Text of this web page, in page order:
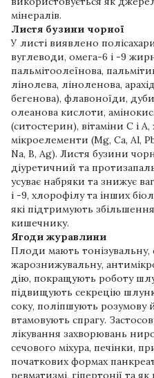
мінералів.
Листя бузини чорної
У листі виявлено
вуглеводи, омега-6 і -9
пальмітоолеїнова,
лінолева, ліноленова,
бегенова), флавоноїди,
олеанова кислоти,
(ситостерин), вітаміни С і
мікроелементи (Mg, Ca, Al,
Na, B, Ag). Листя бузини
діуретичний та
усуває набряки та знижує
і -9, хлорофілу та інших
які підтримують
кишечнику.
Ягоди журавлини
Плоди мають тонізувальну,
жарознижувальну,
дію, покращують роботу
підвищують секрецію
соку, поліпшують розумову
втамовують спрагу.
лікування захворювань
сечового міхура, печінки,
початкових формах
ревматизмі, гіпертонії та як